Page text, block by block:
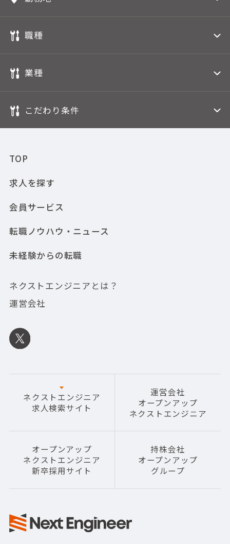
職種
業種
こだわり条件
TOP
求人を探す
会員サービス
転職ノウハウ・ニュース
未経験からの転職
ネクストエンジニアとは？
運営会社
ネクストエンジニア
求人検索サイト
運営会社
オープンアップ
ネクストエンジニア
オープンアップ
ネクストエンジニア
新卒採用サイト
持株会社
オープンアップ
グループ